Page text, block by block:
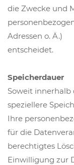
die Zwecke und
Adressen o. Ä.)
entscheidet.
Speicherdauer
Soweit
speziellere
Ihre
für die
berechtigtes
Einwilligung zur